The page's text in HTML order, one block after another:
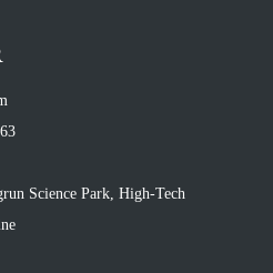
Science Park, High-Tech